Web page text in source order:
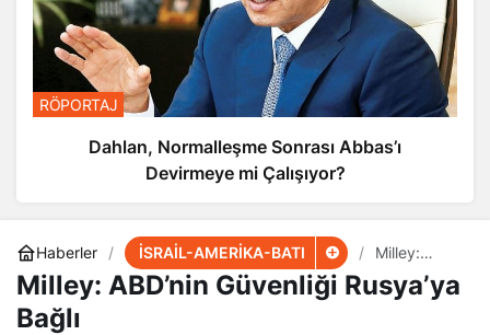
RÖPORTAJ
Dahlan, Normalleşme Sonrası Abbas’ı
Devirmeye mi Çalışıyor?
Haberler İSRAİL-AMERİKA-BATI
Milley:
ABD’nin
Güvenliği
Milley: ABD’nin Güvenliği Rusya’ya
Bağlı